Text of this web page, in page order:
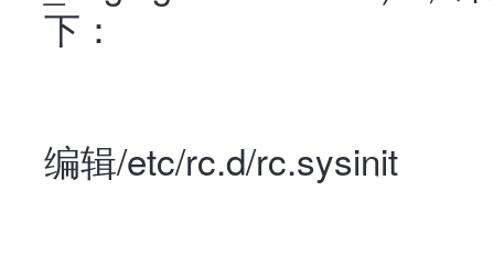
下：
编辑/etc/rc.d/rc.sysinit